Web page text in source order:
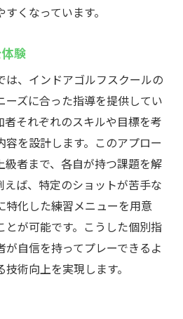
くなっています。
験
は、インドアゴルフスクールの
ーズに合った指導を提供してい
者それぞれのスキルや目標を考
を設計します。このアプロー
級者まで、各自が持つ課題を解
ば、特定のショットが苦手な
特化した練習メニューを用意
とが可能です。こうした個別指
自信を持ってプレーできるよ
術向上を実現します。